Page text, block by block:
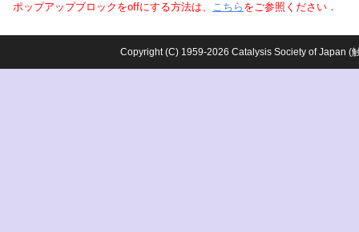
ポップアップブロックをoffにする方法は、 こちら をご参照ください．
Copyright (C) 1959-2026 Catalysis Society of Japan (